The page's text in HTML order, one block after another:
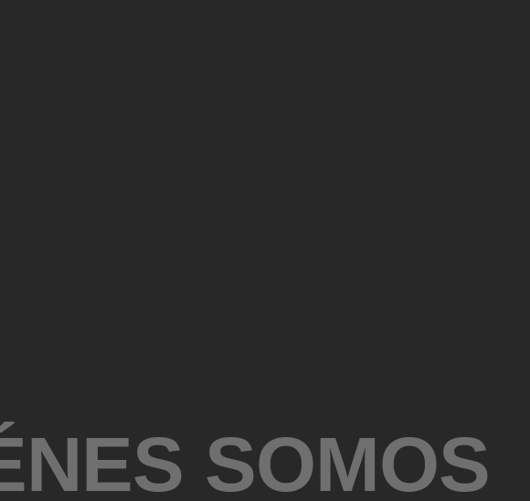
SOMOS